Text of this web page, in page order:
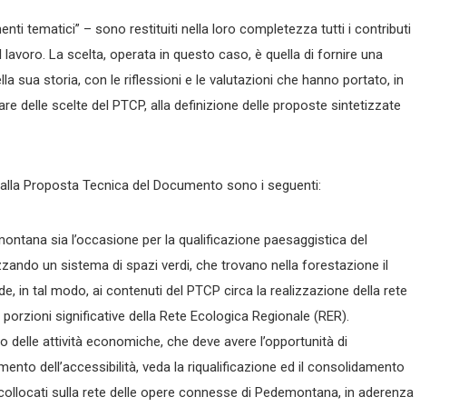
tematici” – sono restituiti nella loro completezza tutti i contributi
La scelta, operata in questo caso, è quella di fornire una
sua storia, con le riflessioni e le valutazioni che hanno portato, in
delle scelte del PTCP, alla definizione delle proposte sintetizzate
Proposta Tecnica del Documento sono i seguenti:
sia l’occasione per la qualificazione paesaggistica del
un sistema di spazi verdi, che trovano nella forestazione il
in tal modo, ai contenuti del PTCP circa la realizzazione della rete
significative della Rete Ecologica Regionale (RER).
delle attività economiche, che deve avere l’opportunità di
dell’accessibilità, veda la riqualificazione ed il consolidamento
sulla rete delle opere connesse di Pedemontana, in aderenza